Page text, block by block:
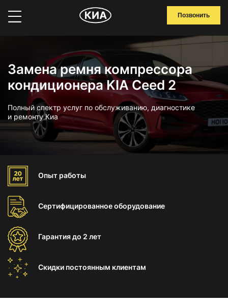
Позвонить
Замена ремня компрессора
кондиционера KIA Ceed 2
Полный спектр услуг по обслуживанию, диагностике
и ремонту Киа
Опыт работы
Сертифицированноеоборудование
Гарантиядо 2 лет
Скидки постоянным клиентам